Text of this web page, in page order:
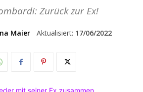
Zurück zur Ex!
Maier Aktualisiert: 17/06/2022